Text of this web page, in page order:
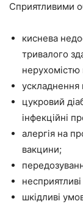
Сприятливими
киснева
тривалого
нерухомістю
ускладнення
цукровий
інфекційні
алергія на
вакцини;
шкідливі